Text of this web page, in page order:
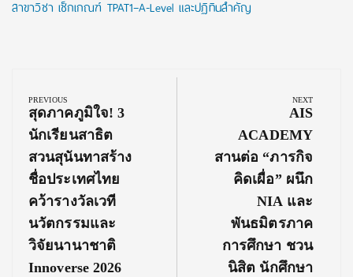
สาขาวิชา เช็กเกณฑ์ TPAT1–A-Level และปฏิทินสำคัญ
navigation
PREVIOUS
Previous
Post:
สุดภาคภูมิใจ! 3
นักเรียนสาธิต
สวนสุนันทาสร้าง
ชื่อประเทศไทย
คว้ารางวัลเวที
นวัตกรรมและ
วิจัยนานาชาติ
Innoverse 2026
NEXT
Next
Post:
AIS
ACADEMY
สานต่อ “ภารกิจ
คิดเผื่อ” ผนึก
NIA และ
พันธมิตรภาค
การศึกษา ชวน
นิสิต นักศึกษา